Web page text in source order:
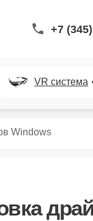
+7
VR система
Windows